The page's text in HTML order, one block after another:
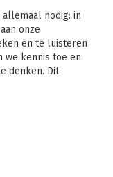
nodig: in
onze
en te luisteren
we kennis toe en
denken. Dit
aan het woord te
aan mondelinge